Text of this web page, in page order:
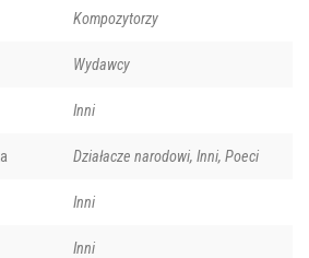
Kompozytorzy
Wydawcy
Inni
Działacze narodowi, Inni, Poeci
Inni
Inni